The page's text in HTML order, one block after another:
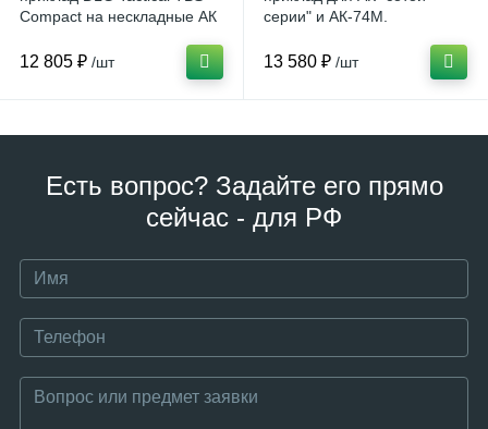
Compact на нескладные АК
12 805 ₽ /шт
серии" и АК-74М.
13 580 ₽ /шт
Есть вопрос? Задайте его прямо
сейчас - для РФ